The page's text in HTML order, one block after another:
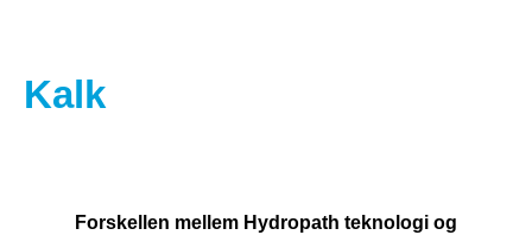
Kalk
Forskellen mellem Hydropath teknologi og